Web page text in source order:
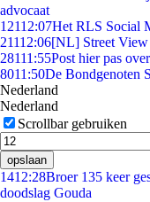
advocaat
12112:07Het RLS Social
21112:06[NL] Street
28111:55Post hier pas
8011:50De Bondgenoten
Nederland
Nederland
Scrollbar gebruiken
opslaan
1412:28Broer 135 keer
doodslag Gouda